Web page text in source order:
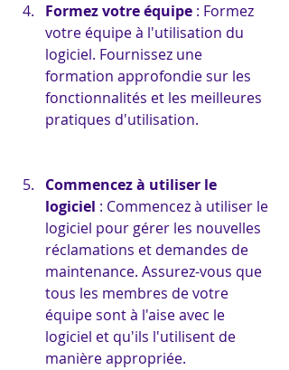
Formez votre équipe : Formez
votre équipe à l'utilisation du
logiciel. Fournissez une
formation approfondie sur les
fonctionnalités et les meilleures
pratiques d'utilisation.
Commencez à utiliser le
logiciel : Commencez à utiliser le
logiciel pour gérer les nouvelles
réclamations et demandes de
maintenance. Assurez-vous que
tous les membres de votre
équipe sont à l'aise avec le
logiciel et qu'ils l'utilisent de
manière appropriée.